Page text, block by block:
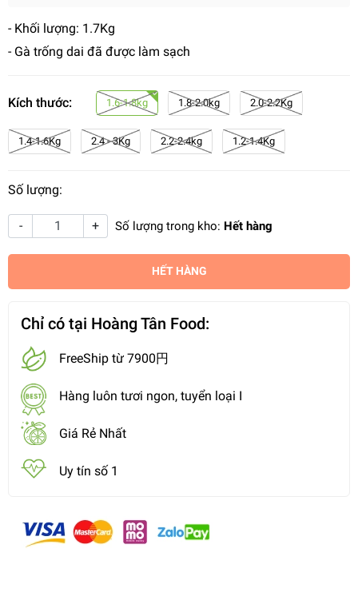
- Khối lượng: 1.7Kg
- Gà trống dai đã được làm sạch
Kích thước: 1.6-1.8kg 1.8-2.0kg 2.0-2.2Kg
1.4-1.6Kg 2.4 - 3Kg 2.2-2.4kg 1.2-1.4Kg
Số lượng:
- + Số lượng trong kho: Hết hàng
HẾT HÀNG
Chỉ có tại Hoàng Tân Food:
FreeShip từ 7900円
Hàng luôn tươi ngon, tuyển loại I
Giá Rẻ Nhất
Uy tín số 1